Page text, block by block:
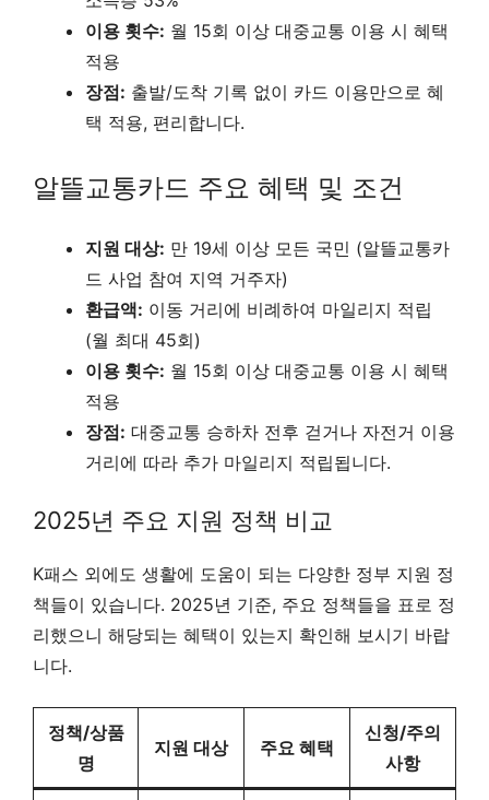
이용 횟수: 월 15회 이상 대중교통 이용 시 혜택
적용
장점: 출발/도착 기록 없이 카드 이용만으로 혜
택 적용, 편리합니다.
알뜰교통카드 주요 혜택 및 조건
지원 대상: 만 19세 이상 모든 국민 (알뜰교통카
드 사업 참여 지역 거주자)
환급액: 이동 거리에 비례하여 마일리지 적립
(월 최대 45회)
이용 횟수: 월 15회 이상 대중교통 이용 시 혜택
적용
장점: 대중교통 승하차 전후 걷거나 자전거 이용
거리에 따라 추가 마일리지 적립됩니다.
2025년 주요 지원 정책 비교
K패스 외에도 생활에 도움이 되는 다양한 정부 지원 정
책들이 있습니다. 2025년 기준, 주요 정책들을 표로 정
리했으니 해당되는 혜택이 있는지 확인해 보시기 바랍
니다.
정책/상품
명
지원 대상 주요 혜택
신청/주의
사항